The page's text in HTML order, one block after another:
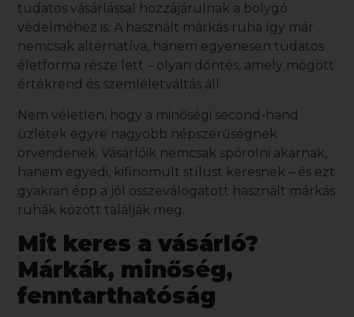
tudatos vásárlással hozzájárulnak a bolygó
védelméhez is. A használt márkás ruha így már
nemcsak alternatíva, hanem egyenesen tudatos
életforma része lett – olyan döntés, amely mögött
értékrend és szemléletváltás áll.
Nem véletlen, hogy a minőségi second-hand
üzletek egyre nagyobb népszerűségnek
örvendenek. Vásárlóik nemcsak spórolni akarnak,
hanem egyedi, kifinomult stílust keresnek – és ezt
gyakran épp a jól összeválogatott használt márkás
ruhák között találják meg.
Mit keres a vásárló?
Márkák, minőség,
fenntarthatóság